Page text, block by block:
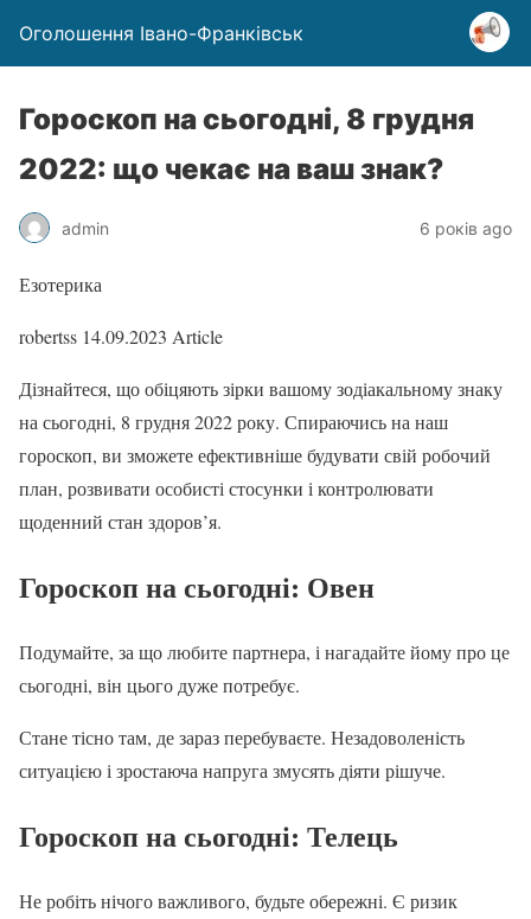
Оголошення Івано-Франківськ
Гороскоп на сьогодні, 8 грудня
2022: що чекає на ваш знак?
admin 6 років ago
Езотерика
robertss 14.09.2023 Article
Дізнайтеся, що обіцяють зірки вашому зодіакальному знаку
на сьогодні, 8 грудня 2022 року. Спираючись на наш
гороскоп, ви зможете ефективніше будувати свій робочий
план, розвивати особисті стосунки і контролювати
щоденний стан здоров’я.
Гороскоп на сьогодні: Овен
Подумайте, за що любите партнера, і нагадайте йому про це
сьогодні, він цього дуже потребує.
Стане тісно там, де зараз перебуваєте. Незадоволеність
ситуацією і зростаюча напруга змусять діяти рішуче.
Гороскоп на сьогодні: Телець
Не робіть нічого важливого, будьте обережні. Є ризик